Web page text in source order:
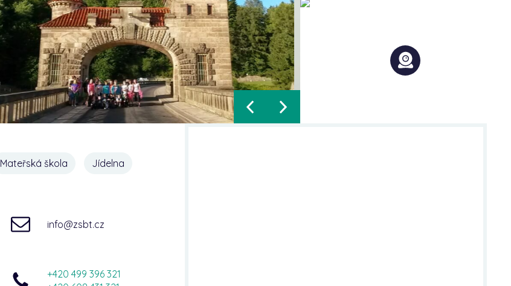
Mateřská škola Jídelna
info@zsbt.cz
+420 499 396 321